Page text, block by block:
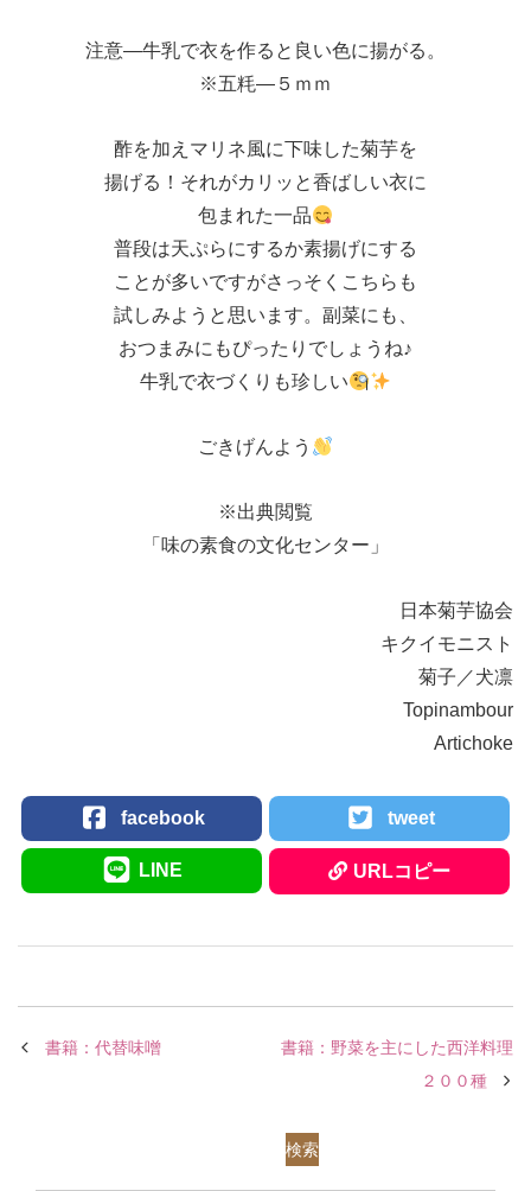
注意―牛乳で衣を作ると良い色に揚がる。
※五粍―５ｍｍ
酢を加えマリネ風に下味した菊芋を
揚げる！それがカリッと香ばしい衣に
包まれた一品
普段は天ぷらにするか素揚げにする
ことが多いですがさっそくこちらも
試しみようと思います。副菜にも、
おつまみにもぴったりでしょうね♪
牛乳で衣づくりも珍しい
ごきげんよう
※出典閲覧
「味の素食の文化センター」
日本菊芋協会
キクイモニスト
菊子／犬凛
Topinambour
Artichoke
facebook tweet
LINE URLコピー
書籍：代替味噌
書籍：野菜を主にした西洋料理
２００種
検索